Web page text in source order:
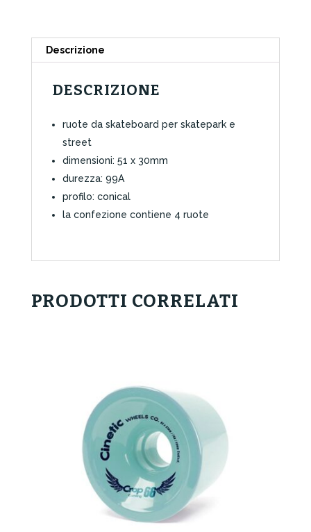
Descrizione
DESCRIZIONE
ruote da skateboard per skatepark e
street
dimensioni: 51 x 30mm
durezza: 99A
profilo: conical
la confezione contiene 4 ruote
PRODOTTI CORRELATI